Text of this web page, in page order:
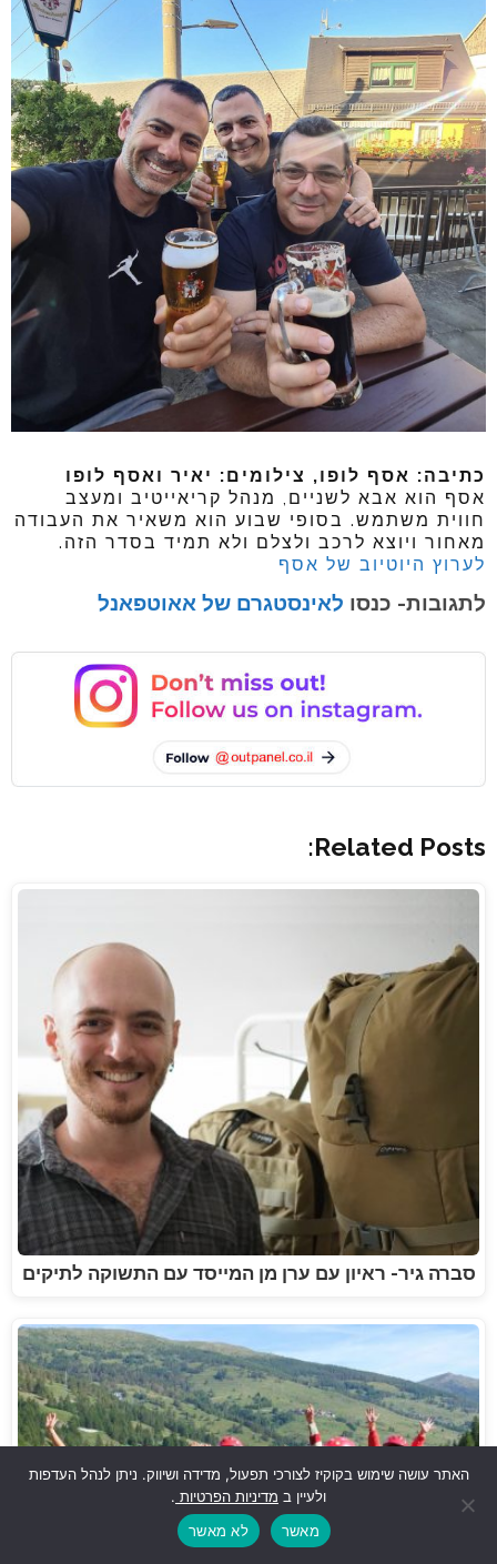
כתיבה: אסף לופו, צילומים: יאיר ואסף לופו
אסף הוא אבא לשניים, מנהל קריאייטיב ומעצב
חווית משתמש. בסופי שבוע הוא משאיר את העבודה
מאחור ויוצא לרכב ולצלם ולא תמיד בסדר הזה.
לערוץ היוטיוב של אסף
לתגובות- כנסו לאינסטגרם של אאוטפאנל
Related Posts:
סברה גיר- ראיון עם ערן מן המייסד עם התשוקה לתיקים
האתר עושה שימוש בקוקיז לצורכי תפעול, מדידה ושיווק. ניתן לנהל העדפות
ולעיין ב מדיניות הפרטיות .
מאשר
לא מאשר